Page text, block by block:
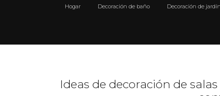
Hogar Decoración de baño Decoración de
Ideas de decoración de